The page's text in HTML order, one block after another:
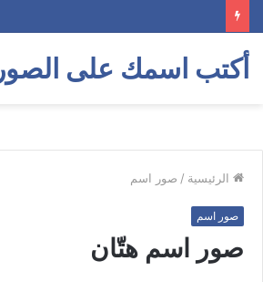
أكتب اسمك على الصور
الرئيسية / صور اسم
صور اسم
صور اسم هتّان